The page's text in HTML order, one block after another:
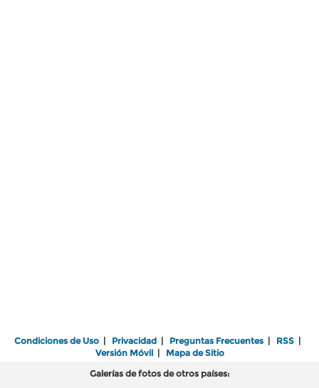
Condiciones de Uso | Privacidad | Preguntas Frecuentes | RSS |
Versión Móvil| Mapa de Sitio
Galerías de fotos de otros países: